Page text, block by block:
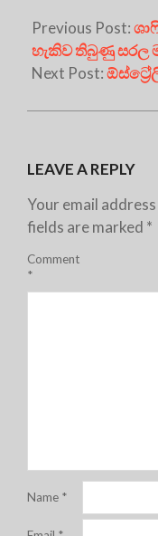
Previous Post:
හැකිව තිබුණු සරල
Next Post:
LEAVE A REPLY
Your email
fields are marked *
Comment
*
Name *